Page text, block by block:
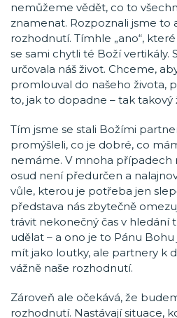
nemůžeme vědět, co to
znamenat. Rozpoznali jsme to
rozhodnutí. Tímhle „ano“,
se sami chytli té Boží vertikály.
určovala náš život. Chceme,
promlouval do našeho života,
to, jak to dopadne – tak takový
Tím jsme se stali Božími
promýšleli, co je dobré, co
nemáme. V mnoha případech
osud není předurčen a
vůle, kterou je potřeba jen
představa nás zbytečně
trávit nekonečný čas v hledání
udělat – a ono je to Pánu
mít jako loutky, ale partnery k
vážně naše rozhodnutí.
Zároveň ale očekává, že
rozhodnutí. Nastávají situace,